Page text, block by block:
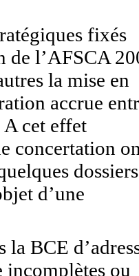
fixés
de l’AFSCA
la mise en
accrue
cet effet
concertation
dossiers
d’une
BCE
incomplètes ou